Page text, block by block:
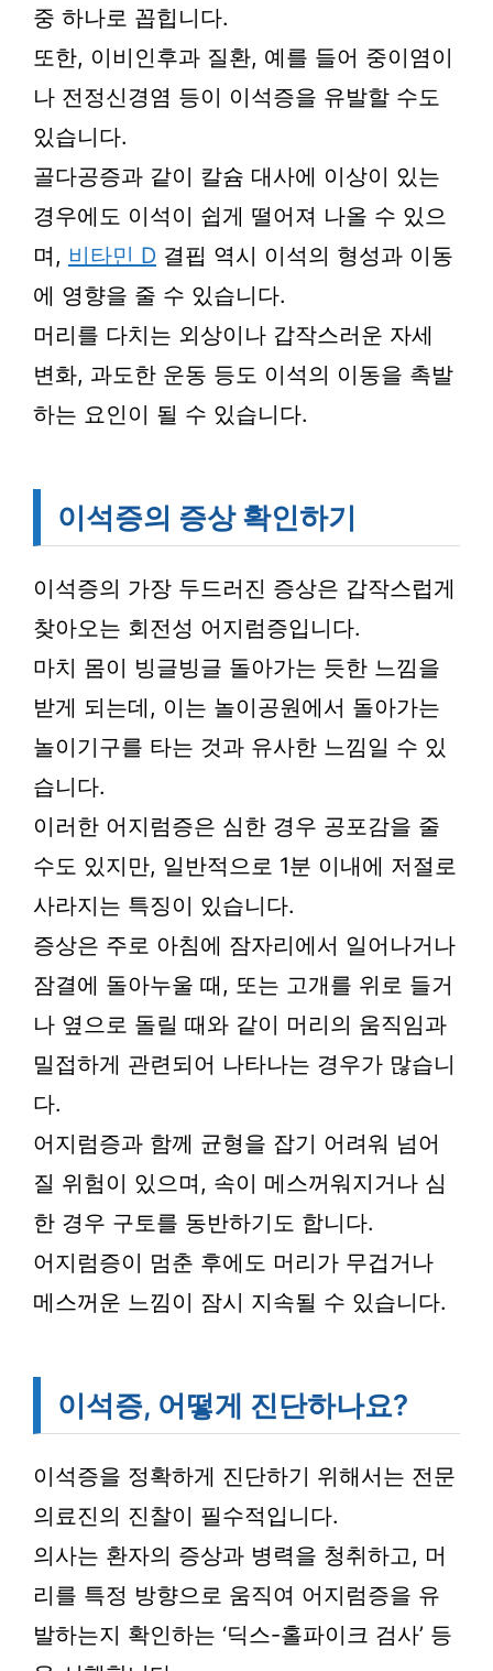
중 하나로 꼽힙니다.
또한, 이비인후과 질환, 예를 들어 중이염이
나 전정신경염 등이 이석증을 유발할 수도
있습니다.
골다공증과 같이 칼슘 대사에 이상이 있는
경우에도 이석이 쉽게 떨어져 나올 수 있으
며, 비타민 D 결핍 역시 이석의 형성과 이동
에 영향을 줄 수 있습니다.
머리를 다치는 외상이나 갑작스러운 자세
변화, 과도한 운동 등도 이석의 이동을 촉발
하는 요인이 될 수 있습니다.
이석증의 증상 확인하기
이석증의 가장 두드러진 증상은 갑작스럽게
찾아오는 회전성 어지럼증입니다.
마치 몸이 빙글빙글 돌아가는 듯한 느낌을
받게 되는데, 이는 놀이공원에서 돌아가는
놀이기구를 타는 것과 유사한 느낌일 수 있
습니다.
이러한 어지럼증은 심한 경우 공포감을 줄
수도 있지만, 일반적으로 1분 이내에 저절로
사라지는 특징이 있습니다.
증상은 주로 아침에 잠자리에서 일어나거나
잠결에 돌아누울 때, 또는 고개를 위로 들거
나 옆으로 돌릴 때와 같이 머리의 움직임과
밀접하게 관련되어 나타나는 경우가 많습니
다.
어지럼증과 함께 균형을 잡기 어려워 넘어
질 위험이 있으며, 속이 메스꺼워지거나 심
한 경우 구토를 동반하기도 합니다.
어지럼증이 멈춘 후에도 머리가 무겁거나
메스꺼운 느낌이 잠시 지속될 수 있습니다.
이석증, 어떻게 진단하나요?
이석증을 정확하게 진단하기 위해서는 전문
의료진의 진찰이 필수적입니다.
의사는 환자의 증상과 병력을 청취하고, 머
리를 특정 방향으로 움직여 어지럼증을 유
발하는지 확인하는 ‘딕스-홀파이크 검사’ 등